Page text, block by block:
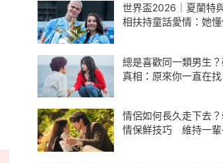
世界盃2026｜夏蘭特
相扶持童話愛情：她
總是喜歡同一類男生
真相：原來你一直在找
情侶如何長久走下去
情保鮮技巧 維持一輩